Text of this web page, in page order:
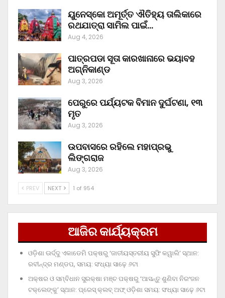
ୟୁନେସ୍କୋ ଅମୂର୍ତ୍ତ ଐତିହ୍ୟ ତାଲିକାରେ
ରଥଯାତ୍ରା ସାମିଲ ପାଇଁ…
Aug 4, 2026
ପାତ୍ରପଡା ସୂତା କାରଖାନାରେ ଭୟାବହ
ଅଗ୍ନିକାଣ୍ଡ
Aug 3, 2026
ପେରୁରେ ପର୍ଯ୍ୟଟକ ବିମାନ ଦୁର୍ଘଟଣା, ୧୩
ମୃତ
Aug 3, 2026
ଉପବାସରେ ରହିଲେ ମହାପ୍ରଭୁ
ଲିଙ୍ଗରାଜ
Aug 3, 2026
PREV NEXT 1 of 954
ଆଜିର କାର୍ଯ୍ୟକ୍ରମ
ଓଡ଼ିଶା ଊର୍ଦ୍ଦୁ ଏକାଡେମି ପକ୍ଷରୁ ‘ଜାତୀୟସ୍ତରୀୟ ସୁଫି କୱାଲି’ ସ୍ଥାନ:
ରବୀନ୍ଦ୍ର ମଣ୍ଡପ, ସମୟ: ସଂଧ୍ୟା ସାଢ଼େ ୬ଟା
ଅକ୍ଷର ଓ ସମ୍ବିଧାନ ସୁରକ୍ଷା ମଞ୍ଚ ପକ୍ଷରୁ ‘ଆସନ୍ତୁ ଶୁଣିବା ନିରଂଜନ
ଟକ୍‌ଲେଙ୍କୁ’ ସ୍ଥାନ: ପ୍ରେସ୍‌ କ୍ଲବ୍‌ ଅଫ୍‌ ଓଡ଼ିଶା ସମୟ: ସଂଧ୍ୟା ସାଢ଼େ ୬ଟା